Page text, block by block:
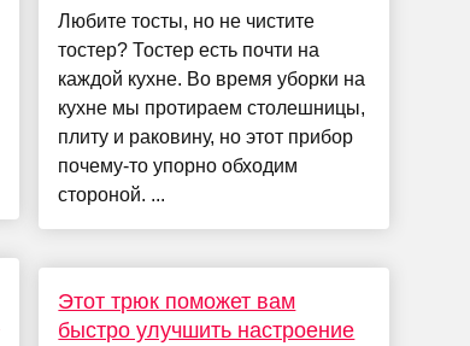
Любите тосты, но не чистите
тостер? Тостер есть почти на
каждой кухне. Во время уборки на
кухне мы протираем столешницы,
плиту и раковину, но этот прибор
почему-то упорно обходим
стороной. ...
Этот трюк поможет вам
быстро улучшить настроение